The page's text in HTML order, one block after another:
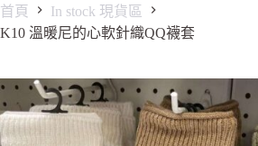
首頁
In stock 現貨區
K10 溫暖尼的心軟針織QQ襪套